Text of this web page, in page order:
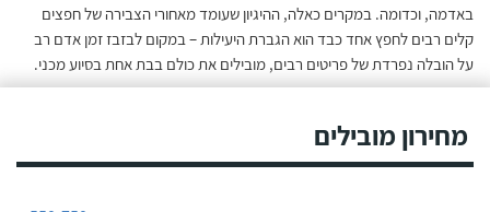
באדמה, וכדומה. במקרים כאלה, ההיגיון שעומד מאחורי הצבירה של חפצים
קלים רבים לחפץ אחד כבד הוא הגברת היעילות – במקום לבזבז זמן אדם רב
על הובלה נפרדת של פריטים רבים, מובילים את כולם בבת אחת בסיוע מכני.
מחירון מובילים